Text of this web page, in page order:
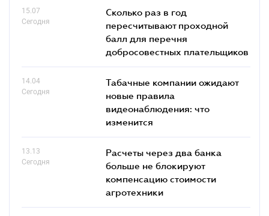
15.07
Сегодня
Сколько раз в год
пересчитывают проходной
балл для перечня
добросовестных плательщиков
14.04
Сегодня
Табачные компании ожидают
новые правила
видеонаблюдения: что
изменится
13.13
Сегодня
Расчеты через два банка
больше не блокируют
компенсацию стоимости
агротехники